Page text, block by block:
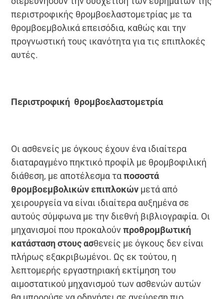
περιστροφικής θρομβοελαστομετρίας με τα
θρομβοεμβολικά επεισόδια, καθώς και την
προγνωστική τους ικανότητα για τις επιπλοκές
αυτές.
Περιστροφική θρομβοελαστομετρία
Οι ασθενείς με όγκους έχουν ένα ιδιαίτερα
διαταραγμένο πηκτικό προφίλ με θρομβοφιλική
διάθεση, με αποτέλεσμα ταποσοστά
θρομβοεμβολικών επιπλοκών μετά από
χειρουργεία να είναι ιδιαίτερα αυξημένα σε
αυτούς σύμφωνα με την διεθνή βιβλιογραφία. Οι
μηχανισμοί που προκαλούνπροθρομβωτική
κατάσταση στους ασθενείς με όγκους δεν είναι
πλήρως εξακριβωμένοι. Ως εκ τούτου, η
λεπτομερής εργαστηριακή εκτίμηση του
αιμοστατικού μηχανισμού των ασθενών αυτών